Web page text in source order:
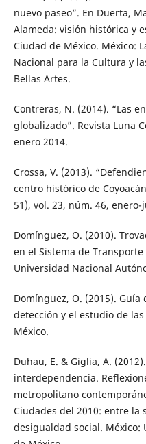
nuevo paseo”. En Duerta,
Alameda: visión histórica y
Ciudad de México. México:
Nacional para la Cultura y
Bellas Artes.
Contreras, N. (2014). “Las
globalizado”. Revista Luna
enero 2014.
Crossa, V. (2013).
centro histórico de
51), vol. 23, núm. 46, enero-
Domínguez, O. (2010).
en el Sistema de
Universidad Nacional
Domínguez, O. (2015).
detección y el estudio de
México.
Duhau, E. & Giglia, A.
interdependencia.
metropolitano
Ciudades del 2010: entre la
desigualdad social. México: